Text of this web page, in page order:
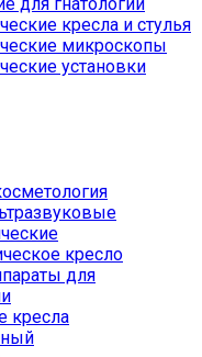
кресла и стулья
микроскопы
установки
кресло
для
кресла